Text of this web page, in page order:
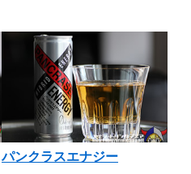
パンクラスエナジー